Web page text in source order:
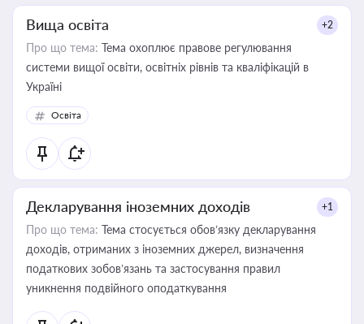
Вища освіта +2
Про що тема: Тема охоплює правове регулювання
системи вищої освіти, освітніх рівнів та кваліфікацій в
Україні
Освіта
Декларування іноземних доходів +1
Про що тема: Тема стосується обов’язку декларування
доходів, отриманих з іноземних джерел, визначення
податкових зобов’язань та застосування правил
уникнення подвійного оподаткування